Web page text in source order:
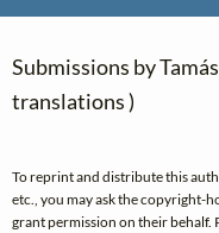
Submissions by
translations )
To reprint and distribute this
etc., you may ask the copyright-
grant permission on their behalf.